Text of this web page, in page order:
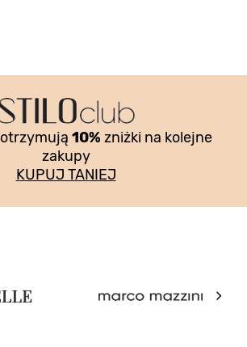
10% zniżki na kolejne
zakupy
KUPUJ TANIEJ